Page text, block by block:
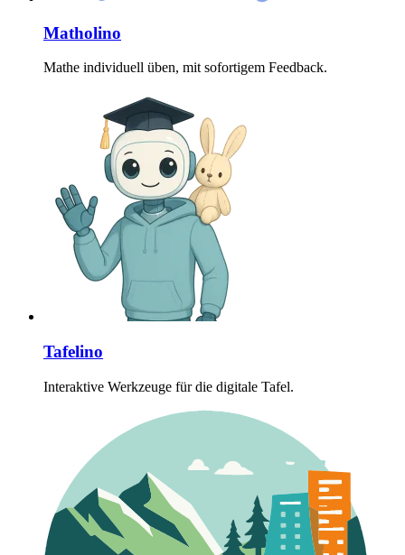
Matholino
Mathe individuell üben, mit sofortigem Feedback.
Tafelino
Interaktive Werkzeuge für die digitale Tafel.